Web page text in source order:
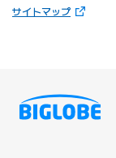
サイトマップ（新しい